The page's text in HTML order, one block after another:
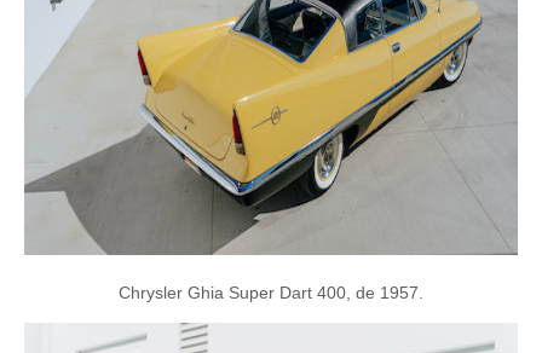
Chrysler Ghia Super Dart 400, de 1957.